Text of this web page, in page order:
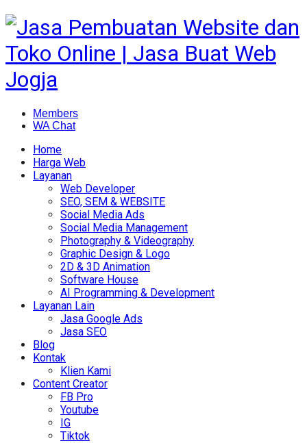
Members
WA Chat
Home
Harga Web
Layanan
Web Developer
SEO, SEM & WEBSITE
Social Media Ads
Social Media Management
Photography & Videography
Graphic Design & Logo
2D & 3D Animation
Software House
AI Programming & Development
Layanan Lain
Jasa Google Ads
Jasa SEO
Blog
Kontak
Klien Kami
Content Creator
FB Pro
Youtube
IG
Tiktok